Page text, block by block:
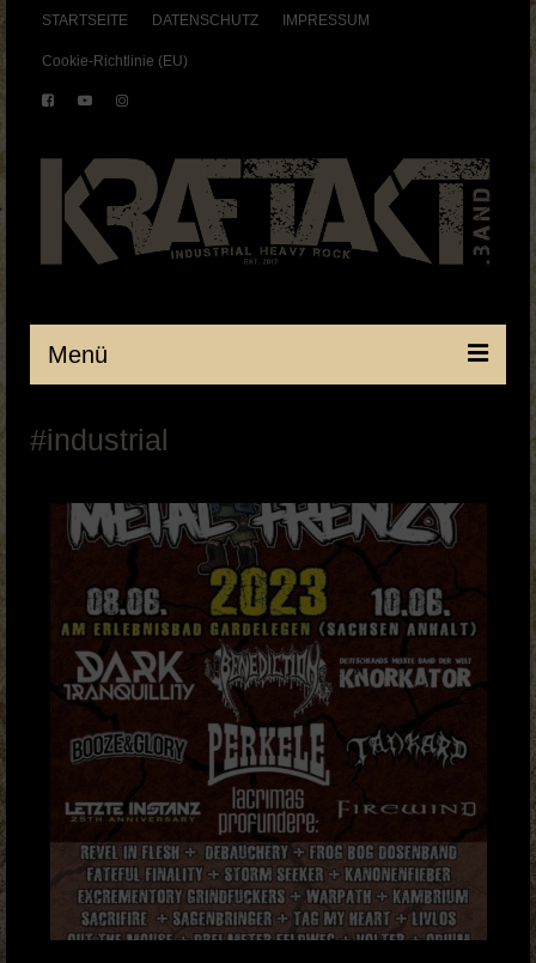
STARTSEITE DATENSCHUTZ IMPRESSUM
Cookie-Richtlinie (EU)
Menü
SHOWS
Merch
BOOKING & PRESSE
KRAFTAKT Facebook
KRAFTAKT YouTube
KRAFTAKT Instagram
#industrial